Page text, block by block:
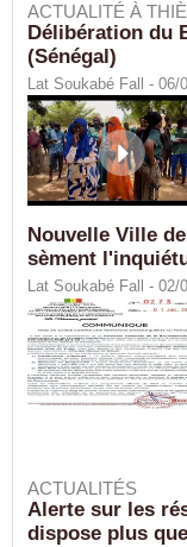
ACTUALITÉ À
Délibération du
(Sénégal)
Lat Soukabé Fall - 06/
Nouvelle Ville
sèment
Lat Soukabé Fall - 02/
ACTUALITÉS
Alerte sur les
dispose plus